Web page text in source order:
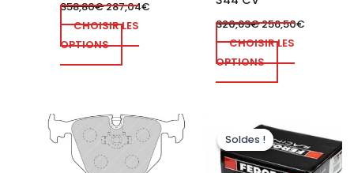
358,80€287,04€
CHOISIR LES
OPTIONS
320,63€256,50€
CHOISIR LES
OPTIONS
Soldes !
Soldes !